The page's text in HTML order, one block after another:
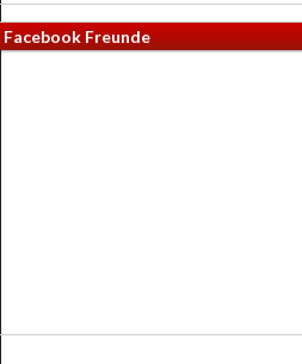
Facebook Freunde